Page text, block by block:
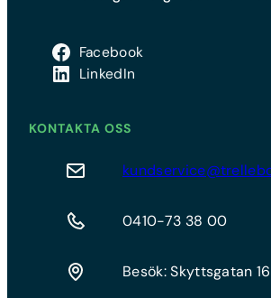
Facebook
LinkedIn
KONTAKTA OSS
0410-73 38 00
Besök: Skyttsgatan 16